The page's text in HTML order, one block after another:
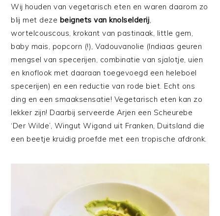
Wij houden van vegetarisch eten en waren daarom zo
blij met deze beignets van knolselderij
wortelcouscous, krokant van pastinaak, little gem,
baby mais, popcorn (!), Vadouvanolie (Indiaas geuren
mengsel van specerijen, combinatie van sjalotje, uien
en knoflook met daaraan toegevoegd een heleboel
specerijen) en een reductie van rode biet. Echt ons
ding en een smaaksensatie! Vegetarisch eten kan zo
lekker zijn! Daarbij serveerde Arjen een Scheurebe
‘Der Wilde’, Wingut Wigand uit Franken, Duitsland die
een beetje kruidig proefde met een tropische afdronk.